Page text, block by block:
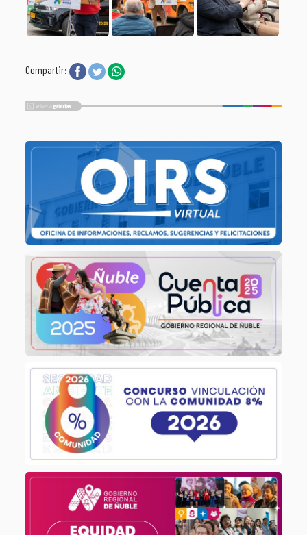
Compartir: